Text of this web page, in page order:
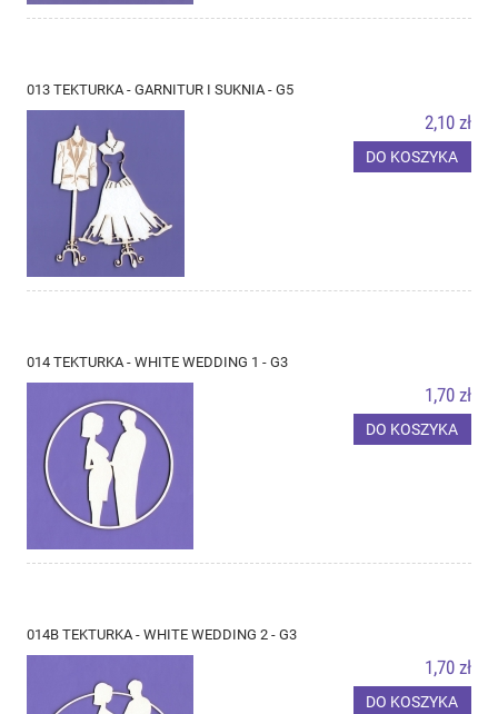
013 TEKTURKA - GARNITUR I SUKNIA - G5
2,10 zł
DO KOSZYKA
014 TEKTURKA - WHITE WEDDING 1 - G3
1,70 zł
DO KOSZYKA
014B TEKTURKA - WHITE WEDDING 2 - G3
1,70 zł
DO KOSZYKA